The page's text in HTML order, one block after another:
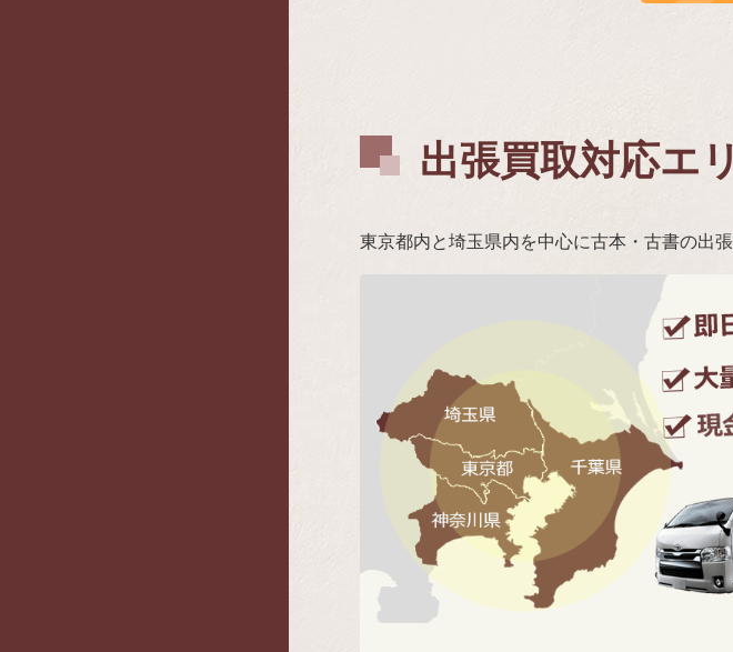
出張買取対応エ
東京都内と埼玉県内を中心に古本・古書の出